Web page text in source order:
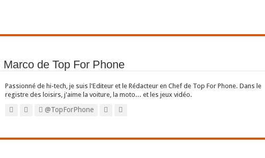
de Top For Phone
Passionné de hi-tech, je suis l'Editeur et le Rédacteur en Chef de Top For Phone. Dans le
registre des loisirs, j'aime la voiture, la moto... et les jeux vidéo.
@TopForPhone